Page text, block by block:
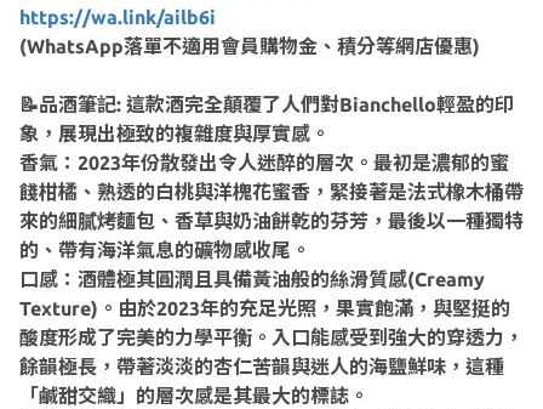
https://wa.link/ailb6i
(WhatsApp落單不適用會員購物金、積分等網店優惠)
📝品酒筆記: 這款酒完全顛覆了人們對Bianchello輕盈的印
象，展現出極致的複雜度與厚實感。
香氣：2023年份散發出令人迷醉的層次。最初是濃郁的蜜
餞柑橘、熟透的白桃與洋槐花蜜香，緊接著是法式橡木桶帶
來的細膩烤麵包、香草與奶油餅乾的芬芳，最後以一種獨特
的、帶有海洋氣息的礦物感收尾。
口感：酒體極其圓潤且具備黃油般的絲滑質感(Creamy
Texture)。由於2023年的充足光照，果實飽滿，與堅挺的
酸度形成了完美的力學平衡。入口能感受到強大的穿透力，
餘韻極長，帶著淡淡的杏仁苦韻與迷人的海鹽鮮味，這種
「鹹甜交織」的層次感是其最大的標誌。